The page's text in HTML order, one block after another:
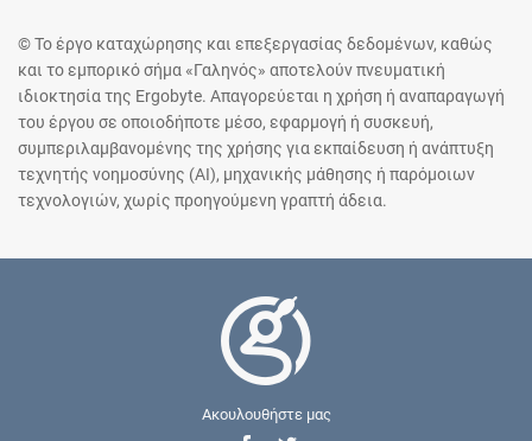
© Το έργο καταχώρησης και επεξεργασίας δεδομένων, καθώς
και το εμπορικό σήμα «Γαληνός» αποτελούν πνευματική
ιδιοκτησία της Ergobyte. Απαγορεύεται η χρήση ή αναπαραγωγή
του έργου σε οποιοδήποτε μέσο, εφαρμογή ή συσκευή,
συμπεριλαμβανομένης της χρήσης για εκπαίδευση ή ανάπτυξη
τεχνητής νοημοσύνης (AI), μηχανικής μάθησης ή παρόμοιων
τεχνολογιών, χωρίς προηγούμενη γραπτή άδεια.
Ακουλουθήστε μας